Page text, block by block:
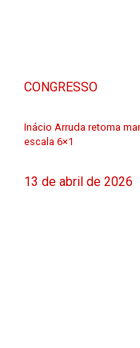
CONGRESSO
Inácio Arruda retoma
escala 6×1
13 de abril de 2026